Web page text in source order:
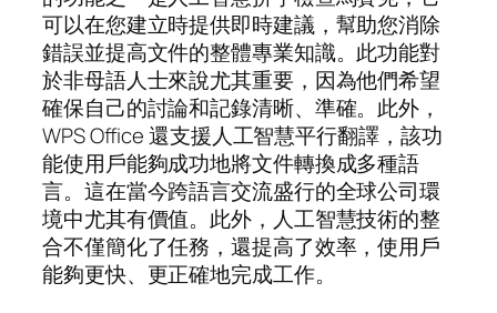
可以在您建立時提供即時建議，幫助您消除
錯誤並提高文件的整體專業知識。此功能對
於非母語人士來說尤其重要，因為他們希望
確保自己的討論和記錄清晰、準確。此外，
WPS Office 還支援人工智慧平行翻譯，該功
能使用戶能夠成功地將文件轉換成多種語
言。這在當今跨語言交流盛行的全球公司環
境中尤其有價值。此外，人工智慧技術的整
合不僅簡化了任務，還提高了效率，使用戶
能夠更快、更正確地完成工作。